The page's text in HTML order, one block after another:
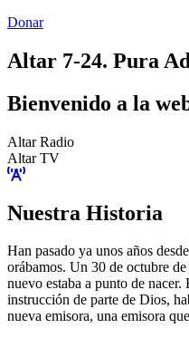
Donar
Altar 7-24. Pura
Bienvenido a la
Altar Radio
Altar TV
Nuestra Historia
Han pasado ya unos años
orábamos. Un 30 de octubre
nuevo estaba a punto de
instrucción de parte de Dios,
nueva emisora, una emisora